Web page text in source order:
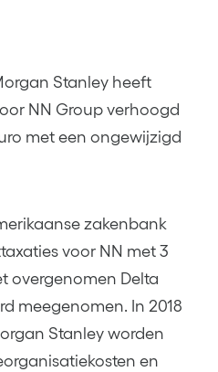
Stanley heeft
NN Group verhoogd
met een ongewijzigd
zakenbank
voor NN met 3
overgenomen Delta
meegenomen. In 2018
Stanley worden
en